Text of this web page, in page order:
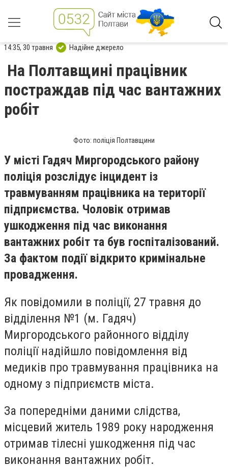
14:35, 30 травня Надійне джерело
На Полтавщині працівник
постраждав під час вантажних
робіт
Фото: поліція Полтавщини
У місті Гадяч Миргородського району
поліція розслідує інцидент із
травмуванням працівника на території
підприємства. Чоловік отримав
ушкодження під час виконання
вантажних робіт та був госпіталізований.
За фактом події відкрито кримінальне
провадження.
Як повідомили в поліції, 27 травня до
відділення №1 (м. Гадяч)
Миргородського районного відділу
поліції надійшло повідомлення від
медиків про травмування працівника на
одному з підприємств міста.
За попередніми даними слідства,
місцевий житель 1989 року народження
отримав тілесні ушкодження під час
виконання вантажних робіт.